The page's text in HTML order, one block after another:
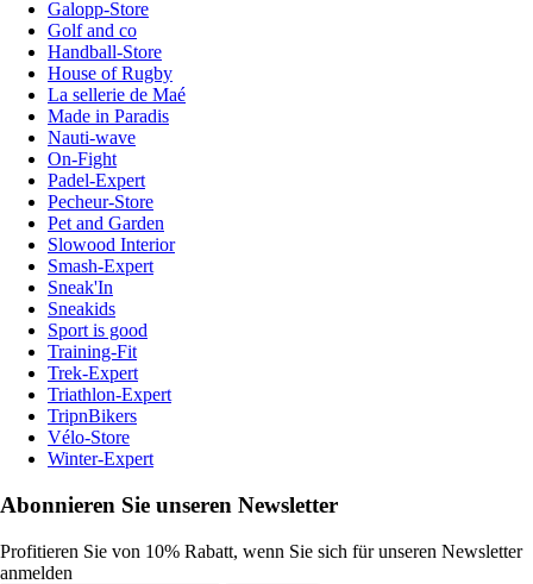
Galopp-Store
Golf and co
Handball-Store
House of Rugby
La sellerie de Maé
Made in Paradis
Nauti-wave
On-Fight
Padel-Expert
Pecheur-Store
Pet and Garden
Slowood Interior
Smash-Expert
Sneak'In
Sneakids
Sport is good
Training-Fit
Trek-Expert
Triathlon-Expert
TripnBikers
Vélo-Store
Winter-Expert
Abonnieren Sie unseren Newsletter
Profitieren Sie von 10% Rabatt, wenn Sie sich für unseren Newsletter
anmelden